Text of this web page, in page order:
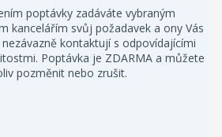
poptávky zadáváte vybraným
kancelářím svůj požadavek a ony Vás
kontaktují s odpovídajícími
Poptávka je ZDARMA a můžete
pozměnit nebo zrušit.